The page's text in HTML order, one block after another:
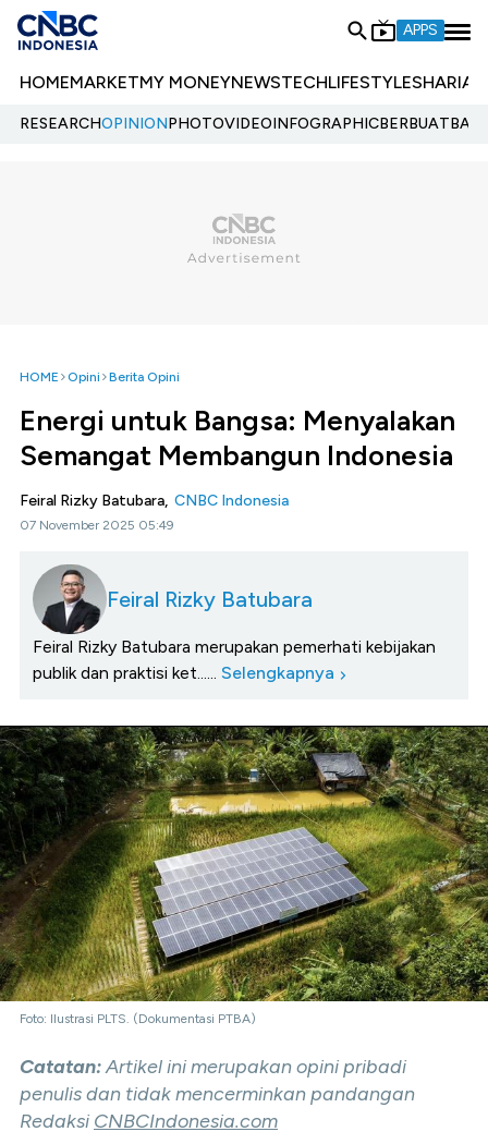
APPS
HOMEMARKETMY MONEYNEWSTECHLIFESTYLESHARIA
RESEARCHOPINIONPHOTOVIDEOINFOGRAPHIC
HOME Opini Berita Opini
Energi untuk Bangsa: Menyalakan
Semangat Membangun Indonesia
Feiral Rizky Batubara, CNBC Indonesia
07 November 2025 05:49
Feiral Rizky Batubara
Feiral Rizky Batubara merupakan pemerhati kebijakan
publik dan praktisi ket...... Selengkapnya
Foto: Ilustrasi PLTS. (Dokumentasi PTBA)
Catatan:Artikel ini merupakan opini pribadi
penulis dan tidak mencerminkan pandangan
Redaksi CNBCIndonesia.com